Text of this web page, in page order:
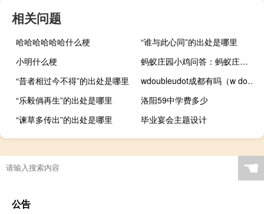
相关问题
哈哈哈哈哈哈什么梗
“谁与此心同”的出处是哪里
小明什么梗
蚂蚁庄园小鸡问答：蚂蚁庄园人为什么不会被自己的呼噜声吵醒
“昔者相过今不得”的出处是哪里
wdoubleudot成都有吗（w doubleudot）
“乐毅倘再生”的出处是哪里
洛阳59中学费多少
“谏草多传出”的出处是哪里
毕业宴会主题设计
☚
公告